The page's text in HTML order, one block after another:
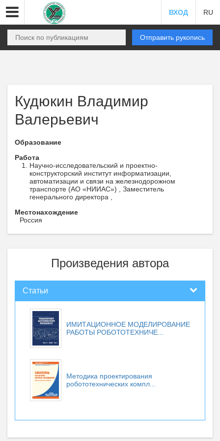
ВХОД RU
Отправить рукопись
Кудюкин Владимир
Валерьевич
Образование
Работа
Научно-исследовательский и проектно-
конструкторский институт информатизации,
автоматизации и связи на железнодорожном
транспорте (АО «НИИАС») , Заместитель
генерального директора ,
Местонахождение
Россия
Произведения автора
Статьи
ИМИТАЦИОННОЕ МОДЕЛИРОВАНИЕ
РАБОТЫ РОБОТОТЕХНИЧЕ...
Методика проектирования
робототехнических компл...